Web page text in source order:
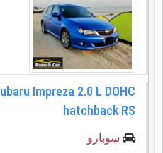
Impreza 2.0 L DOHC
hatchback RS
سوبارو